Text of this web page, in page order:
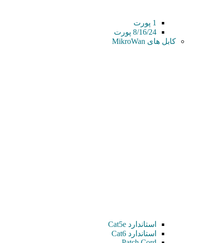
1 پورت
8/16/24 پورت
کابل های MikroWan
استاندارد Cat5e
استاندارد Cat6